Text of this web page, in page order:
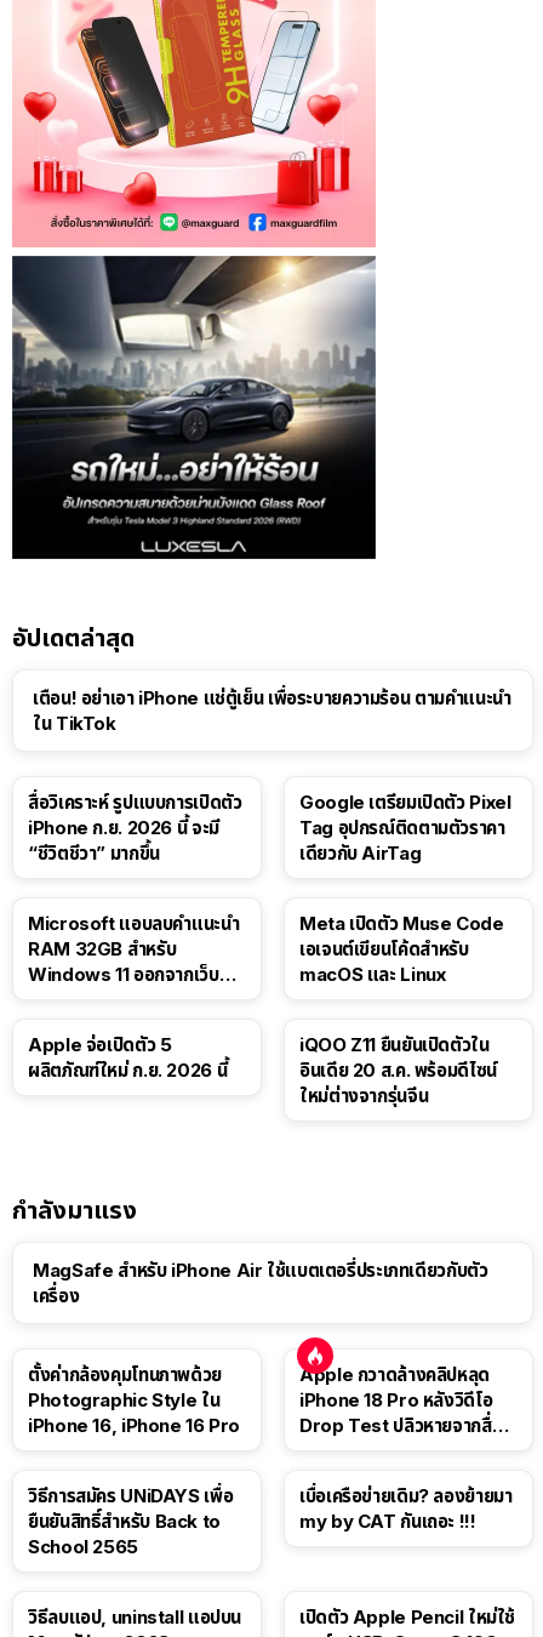
อัปเดตล่าสุด
เตือน! อย่าเอา iPhone แช่ตู้เย็น เพื่อระบายความร้อน ตามคำแนะนำ
ใน TikTok
สื่อวิเคราะห์ รูปแบบการเปิดตัว
iPhone ก.ย. 2026 นี้ จะมี
“ชีวิตชีวา” มากขึ้น
Google เตรียมเปิดตัว Pixel
Tag อุปกรณ์ติดตามตัวราคา
เดียวกับ AirTag
Microsoft แอบลบคำแนะนำ
RAM 32GB สำหรับ
Windows 11 ออกจากเว็บตัว
Meta เปิดตัว Muse Code
เอเจนต์เขียนโค้ดสำหรับ
macOS และ Linux
Apple จ่อเปิดตัว 5
ผลิตภัณฑ์ใหม่ ก.ย. 2026 นี้
iQOO Z11 ยืนยันเปิดตัวใน
อินเดีย 20 ส.ค. พร้อมดีไซน์
ใหม่ต่างจากรุ่นจีน
กำลังมาแรง
MagSafe สำหรับ iPhone Air ใช้แบตเตอรี่ประเภทเดียวกับตัว
เครื่อง
ตั้งค่ากล้องคุมโทนภาพด้วย
Photographic Style ใน
iPhone 16, iPhone 16 Pro
Apple กวาดล้างคลิปหลุด
iPhone 18 Pro หลังวิดีโอ
Drop Test ปลิวหายจากสื่อ
วิธีการสมัคร UNiDAYS เพื่อ
ยืนยันสิทธิ์สำหรับ Back to
School 2565
เบื่อเครือข่ายเดิม? ลองย้ายมา
my by CAT กันเถอะ !!!
วิธีลบแอป, uninstall แอปบน
เปิดตัว Apple Pencil ใหม่ใช้